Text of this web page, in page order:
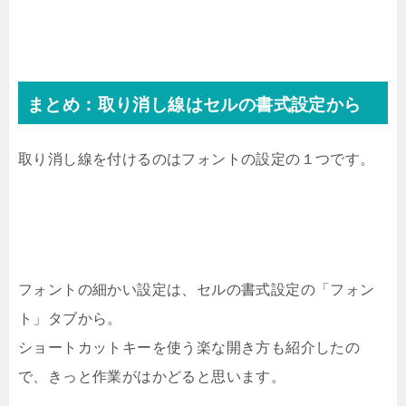
まとめ：取り消し線はセルの書式設定から
取り消し線を付けるのはフォントの設定の１つです。
フォントの細かい設定は、セルの書式設定の「フォン
ト」タブから。
ショートカットキーを使う楽な開き方も紹介したの
で、きっと作業がはかどると思います。